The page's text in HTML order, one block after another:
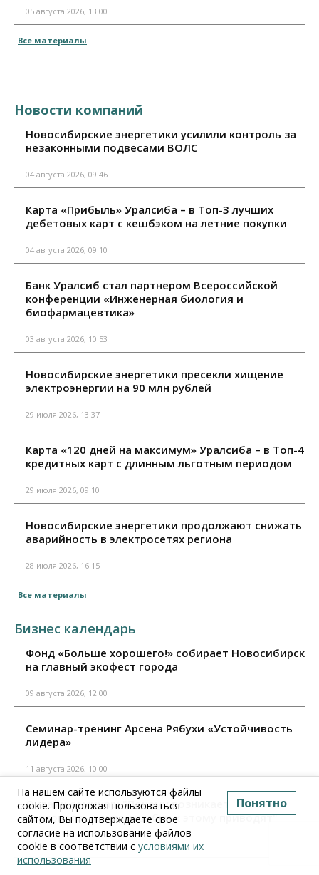
05 августа 2026, 13:00
Все материалы
Новости компаний
Новосибирские энергетики усилили контроль за
незаконными подвесами ВОЛС
04 августа 2026, 09:46
Карта «Прибыль» Уралсиба – в Топ-3 лучших
дебетовых карт с кешбэком на летние покупки
04 августа 2026, 09:10
Банк Уралсиб стал партнером Всероссийской
конференции «Инженерная биология и
биофармацевтика»
03 августа 2026, 10:53
Новосибирские энергетики пресекли хищение
электроэнергии на 90 млн рублей
29 июля 2026, 13:37
Карта «120 дней на максимум» Уралсиба – в Топ-4
кредитных карт с длинным льготным периодом
29 июля 2026, 09:10
Новосибирские энергетики продолжают снижать
аварийность в электросетях региона
28 июля 2026, 16:15
Все материалы
Бизнес календарь
Фонд «Больше хорошего!» собирает Новосибирск
на главный экофест города
09 августа 2026, 12:00
Семинар-тренинг Арсена Рябухи «Устойчивость
лидера»
11 августа 2026, 10:00
Онлайн семинар: "Почему возникает дефицит
персонала - какие ошибки к этому приводят"
11 августа 2026, 15:00
На нашем сайте используются файлы
cookie. Продолжая пользоваться
сайтом, Вы подтверждаете свое
согласие на использование файлов
cookie в соответствии с условиями их
использования
Понятно